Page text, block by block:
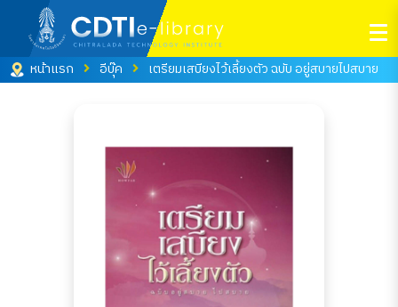
หน้าแรก อีบุ๊ค เตรียมเสบียงไว้เลี้ยงตัว ฉบับ อยู่สบายไปสบาย